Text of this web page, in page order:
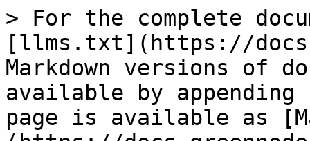
> For the complete
[llms.txt](https://
Markdown versions of
available by
page is available as